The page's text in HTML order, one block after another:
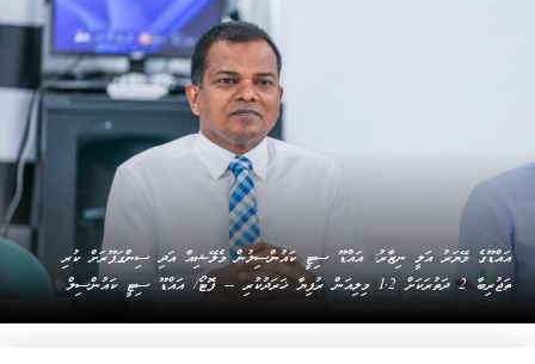
އައްޑޫގެ މޭޔަރު އަލީ ނިޒާރު: އައްޑޫ ސިޓީ ކައުންސިލުން މެލޭޝިއާ އަދި ސިންގަޕޫރަށް ކުރި
ތަޖުރިބާ 2 ދަތުރަކަށް 1.2 މިލިއަން ރުފިޔާ ޚަރަދުކުރި -- ފޮޓޯ/ އައްޑޫ ސިޓީ ކައުންސިލް